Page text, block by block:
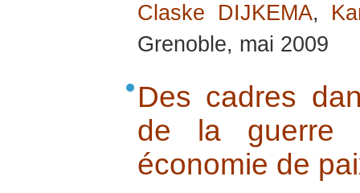
Claske DIJKEMA,
Grenoble, mai 2009
Des cadres
de la guerre
économie de